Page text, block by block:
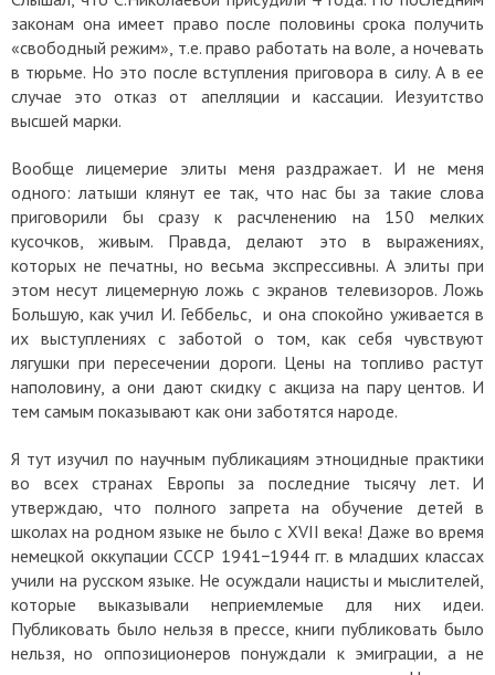
законам она имеет право после половины срока получить
«свободный режим», т.е. право работать на воле, а ночевать
в тюрьме. Но это после вступления приговора в силу. А в ее
случае это отказ от апелляции и кассации. Иезуитство
высшей марки.
Вообще лицемерие элиты меня раздражает. И не меня
одного: латыши клянут ее так, что нас бы за такие слова
приговорили бы сразу к расчленению на 150 мелких
кусочков, живым. Правда, делают это в выражениях,
которых не печатны, но весьма экспрессивны. А элиты при
этом несут лицемерную ложь с экранов телевизоров. Ложь
Большую, как учил И. Геббельс, и она спокойно уживается в
их выступлениях с заботой о том, как себя чувствуют
лягушки при пересечении дороги. Цены на топливо растут
наполовину, а они дают скидку с акциза на пару центов. И
тем самым показывают как они заботятся народе.
Я тут изучил по научным публикациям этноцидные практики
во всех странах Европы за последние тысячу лет. И
утверждаю, что полного запрета на обучение детей в
школах на родном языке не было с XVII века! Даже во время
немецкой оккупации СССР 1941−1944 гг. в младших классах
учили на русском языке. Не осуждали нацисты и мыслителей,
которые выказывали неприемлемые для них идеи.
Публиковать было нельзя в прессе, книги публиковать было
нельзя, но оппозиционеров понуждали к эмиграции, а не